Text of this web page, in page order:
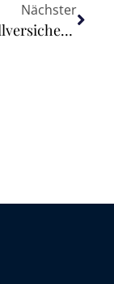
Nächster
Kein Unfallversicherungsschutz bei „IRENA“